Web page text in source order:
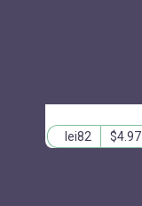
lei82 $4.97